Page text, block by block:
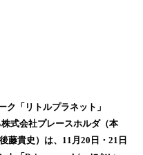
ク「リトルプラネット」
式会社プレースホルダ（本
藤貴史）は、11月20日・21日